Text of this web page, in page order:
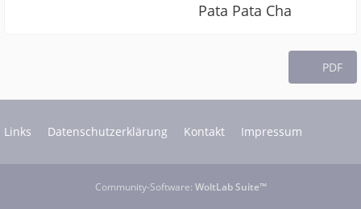
Pata Pata Cha
PDF
Links Datenschutzerklärung Kontakt Impressum
Community-Software: WoltLab Suite™